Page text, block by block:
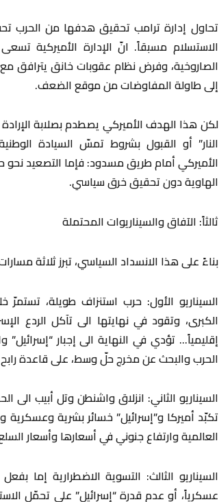
تحاول إدارة ترامب تحقيق هدفها من الحرب
الاستسلام مسبقاً. انّ الإدارة الأميركية
الصاروخية، وفرض نظام عقوبات خانق يترافق
إلى طاولة المفاوضات من موقع الضعف.
لكن هذا الهدف الأميركي يصطدم بصلابة
النار” أو القبول بشروط تمسّ السيادة
الأميركي أمام طريق مسدود: فإما التصعيد نحو
الهاوية دون تحقيق خرق سياسي.
ثالثاً: الآفاق والسيناريوات المحتملة
بناءً على هذا الانسداد السياسي، تبرز ثلاثة
السيناريو الأول: حرب استنزاف طويلة، تستمرّ
الكبرى، وتقود في نهايتها الى تآكل الردع
إقليمياً… تؤدي في النهاية الى إجبار
الحرب والبحث عن مخرج حلّ وسط، على قاعدة رابح
السيناريو الثاني: انزلاق واشنطن وتل أبيب الى
تكبّد أميركا و”إسرائيل” خسائر بشرية وعسكرية
العالمية وارتفاع جنوني في أسعارها وأسعار
السيناريو الثالث: التسوية الاضطرارية إما
عسكرياً، أو عدم قدرة “إسرائيل” على تحمّل